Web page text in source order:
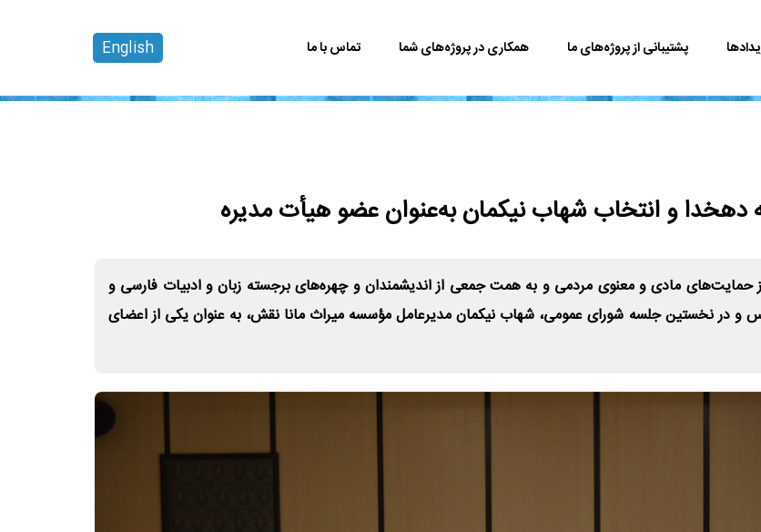
پشتیبانی از پروژه‌های ما همکاری در پروژه‌های شما تماس با ما English
و انتخاب شهاب نیکمان به‌عنوان عضو هیأت مدیره
حمایت‌های مادی و معنوی مردمی و به همت جمعی از اندیشمندان و چهره‌های برجسته زبان و ادبیات فارسی و
هنر ایران‌زمین، روز شنبه 6 خردادماه 1396 تأسیس و در نخستین جلسه شورای عمومی، شهاب نیکمان مدیرعامل مؤسسه میراث مانا نقش، به عنوان یکی از اعضای